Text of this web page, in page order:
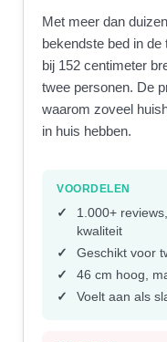
Met meer dan
bekendste bed in
bij 152 centimeter
twee personen. De
waarom zoveel
in huis hebben.
VOORDELEN
1.000+
kwaliteit
Geschikt voor
46 cm hoog,
Voelt aan als